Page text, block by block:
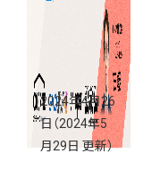
2024年4月26
日 （2024年5
月29日 更新）